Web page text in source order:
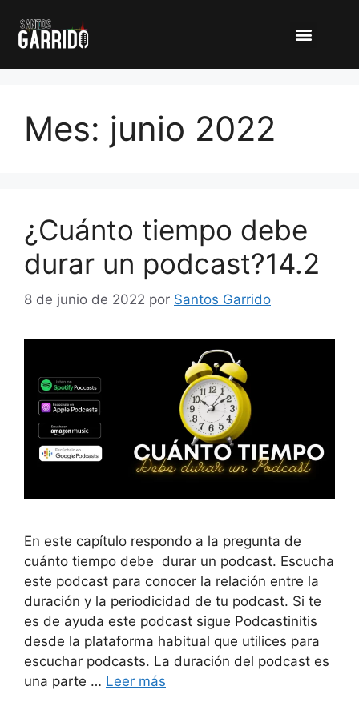
Mes: junio 2022
¿Cuánto tiempo debe
durar un podcast?14.2
8 de junio de 2022 por Santos Garrido
En este capítulo respondo a la pregunta de
cuánto tiempo debe durar un podcast. Escucha
este podcast para conocer la relación entre la
duración y la periodicidad de tu podcast. Si te
es de ayuda este podcast sigue Podcastinitis
desde la plataforma habitual que utilices para
escuchar podcasts. La duración del podcast es
una parte … Leer más